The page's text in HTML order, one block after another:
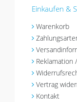
Einkaufen &
Warenkorb
Reklamation
Vertrag
Kontakt